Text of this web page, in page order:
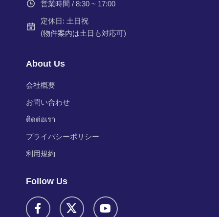
営業時間 / 8:30 ~ 17:00
定休日: 土日祝
(物件案内は土日も対応可)
About Us
会社概要
お問い合わせ
ติดต่อเรา
プライバシーポリシー
利用規約
Follow Us